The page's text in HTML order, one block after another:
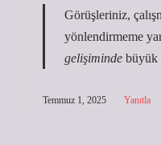
Görüşleriniz,
yönlendirmeme
gelişiminde büyük
Temmuz 1, 2025 Yanıtla